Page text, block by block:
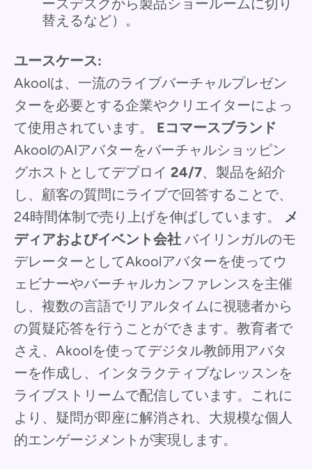
ースデスクから製品ショールームに切り
替えるなど）。
ユースケース:
Akoolは、一流のライブバーチャルプレゼン
ターを必要とする企業やクリエイターによっ
て使用されています。 Eコマースブランド
AkoolのAIアバターをバーチャルショッピン
グホストとしてデプロイ 24/7、製品を紹介
し、顧客の質問にライブで回答することで、
24時間体制で売り上げを伸ばしています。 メ
ディアおよびイベント会社 バイリンガルのモ
デレーターとしてAkoolアバターを使ってウ
ェビナーやバーチャルカンファレンスを主催
し、複数の言語でリアルタイムに視聴者から
の質疑応答を行うことができます。教育者で
さえ、Akoolを使ってデジタル教師用アバタ
ーを作成し、インタラクティブなレッスンを
ライブストリームで配信しています。これに
より、疑問が即座に解消され、大規模な個人
的エンゲージメントが実現します。